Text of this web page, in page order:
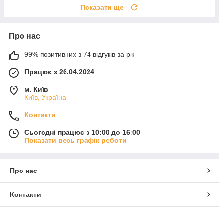
Показати ще
Про нас
99% позитивних з 74 відгуків за рік
Працює з 26.04.2024
м. Київ
Київ, Україна
Контакти
Сьогодні працює з 10:00 до 16:00
Показати весь графік роботи
Про нас
Контакти